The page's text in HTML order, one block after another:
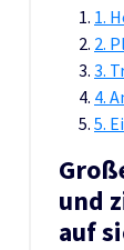
1.
2.
3.
4.
5.
und
auf